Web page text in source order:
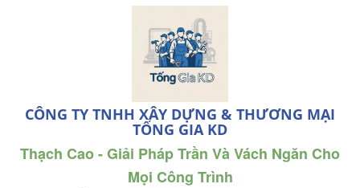
CÔNG TY TNHH XÂY DỰNG & THƯƠNG MẠI
TỐNG GIA KD
Thạch Cao - Giải Pháp Trần Và Vách Ngăn Cho
Mọi Công Trình